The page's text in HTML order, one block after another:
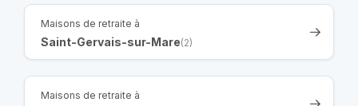
Maisons de retraite à
Saint-Gervais-sur-Mare(2)
Maisons de retraite à